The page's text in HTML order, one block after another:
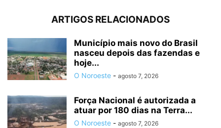
ARTIGOS RELACIONADOS
Município mais novo do Brasil
nasceu depois das fazendas e
hoje...
O Noroeste - agosto 7, 2026
Força Nacional é autorizada a
atuar por 180 dias na Terra...
O Noroeste - agosto 7, 2026